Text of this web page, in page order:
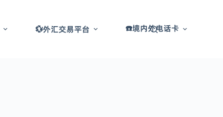
💱外汇交易平台 ☎️境内外电话卡